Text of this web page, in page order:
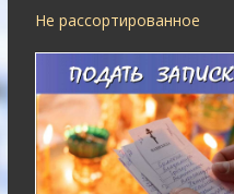
Не рассортированное